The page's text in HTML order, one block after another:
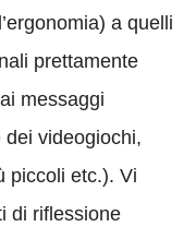
a quelli
prettamente
messaggi
videogiochi,
piccoli etc.). Vi
di riflessione